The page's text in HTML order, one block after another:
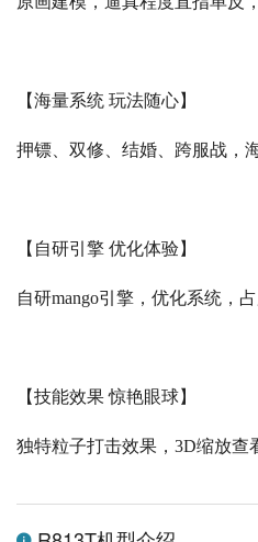
【海量系统 玩法随心】
押镖、双修、结婚、跨服战，
【自研引擎 优化体验】
自研mango引擎，优化系统，占
【技能效果 惊艳眼球】
独特粒子打击效果， 3D缩放查